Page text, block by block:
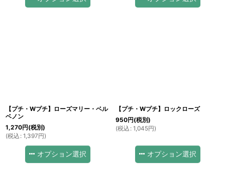
【プチ・Wプチ】ローズマリー・ベル
ベノン
1,270円(税別)
(税込 : 1,397円)
オプション選択
【プチ・Wプチ】ロックローズ
950円(税別)
(税込 : 1,045円)
オプション選択